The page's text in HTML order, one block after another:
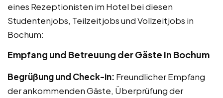
eines Rezeptionisten im Hotel bei diesen
Studentenjobs, Teilzeitjobs und Vollzeitjobs in
Bochum:
Empfang und Betreuung der Gäste in Bochum
Begrüßung und Check-in: Freundlicher Empfang
der ankommenden Gäste, Überprüfung der